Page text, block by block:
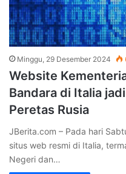
Minggu, 29 Desember 2024
Website
Bandara di Italia
Peretas Rusia
JBerita.com – Pada hari
situs web resmi di Italia,
Negeri dan…